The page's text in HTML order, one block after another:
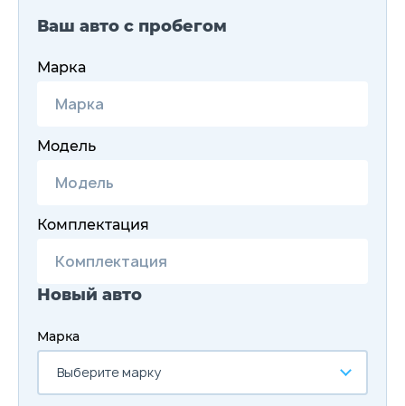
Ваш авто с пробегом
Марка
Модель
Комплектация
Новый авто
Марка
Выберите марку